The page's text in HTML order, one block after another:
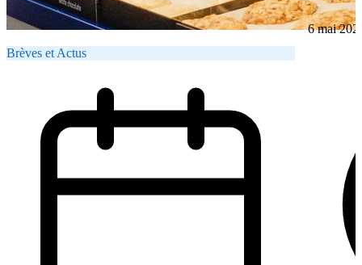
Brèves et Actus
6 mai